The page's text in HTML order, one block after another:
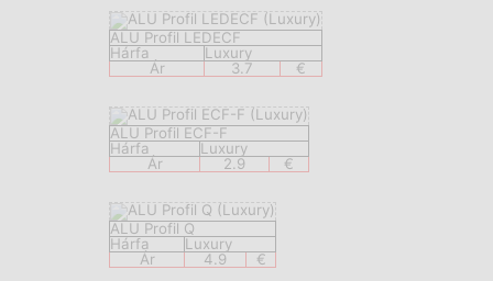
ALU Profil LEDECF
Hárfa
Luxury
Ár
3.7 €
ALU Profil ECF-F
Hárfa
Luxury
Ár
2.9 €
ALU Profil Q
Hárfa
Luxury
Ár
4.9 €